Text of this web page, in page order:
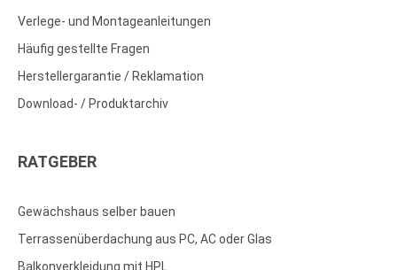
Verlege- und Montageanleitungen
Häufig gestellte Fragen
Herstellergarantie / Reklamation
Download- / Produktarchiv
RATGEBER
Gewächshaus selber bauen
Terrassenüberdachung aus PC, AC oder Glas
Balkonverkleidung mit HPL